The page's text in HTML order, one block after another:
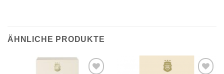
ÄHNLICHE PRODUKTE